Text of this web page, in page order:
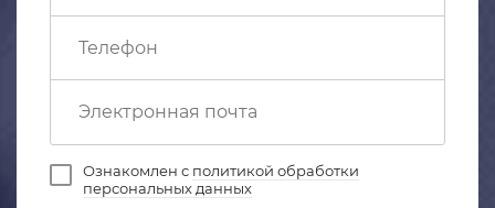
Ознакомлен с политикой обработки
персональных данных